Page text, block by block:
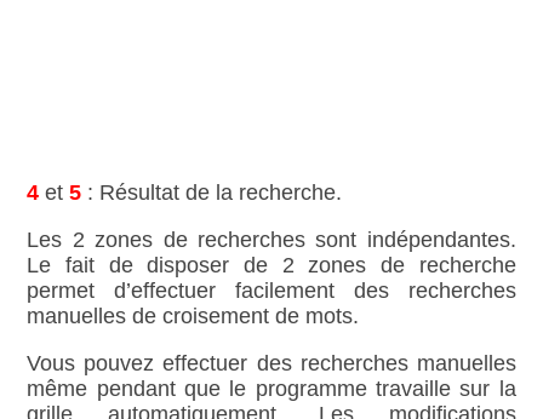
4 et5 : Résultat de la recherche.
Les 2 zones de recherches sont indépendantes.
Le fait de disposer de 2 zones de recherche
permet d’effectuer facilement des recherches
manuelles de croisement de mots.
Vous pouvez effectuer des recherches manuelles
même pendant que le programme travaille sur la
grille automatiquement. Les modifications